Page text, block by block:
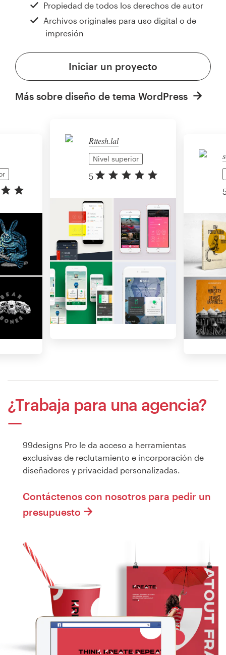
Ritesh.lal
Nivel superior
5
Propiedad de todos los derechos de autor
Archivos originales para uso digital o de
impresión
Iniciar un proyecto
Más sobre diseño de tema WordPress
¿Trabaja para una agencia?
99designs Pro le da acceso a herramientas
exclusivas de reclutamiento e incorporación de
diseñadores y privacidad personalizadas.
Contáctenos con nosotros para pedir un
presupuesto